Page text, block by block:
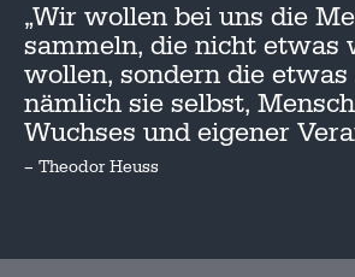
„Wir wollen bei uns die
sammeln, die nicht etwas
wollen, sondern die
nämlich sie selbst,
Wuchses und eigener
– Theodor Heuss